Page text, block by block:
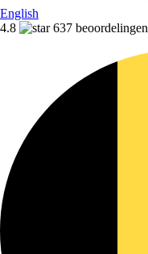
English
4.8
637 beoordelingen